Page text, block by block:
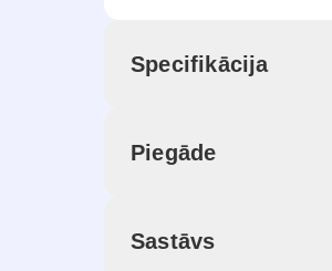
Specifikācija
Piegāde
Sastāvs